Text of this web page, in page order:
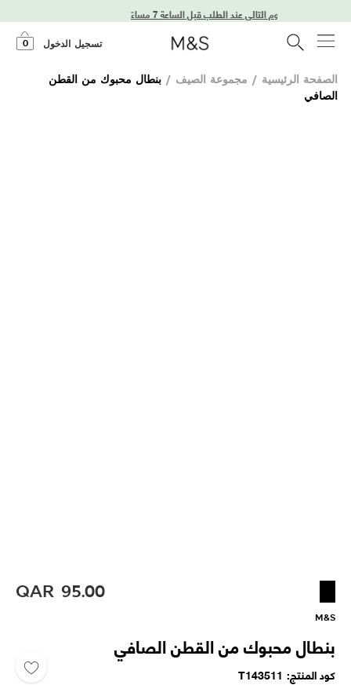
توصيل في اليوم التالي عند الطلب قبل الساعة 7 مساءً
تسجيل الدخول 0
الصفحة الرئيسية / مجموعة الصيف / بنطال محبوك من القطن
الصافي
QAR 95.00
M&S
بنطال محبوك من القطن الصافي
كود المنتج T143511